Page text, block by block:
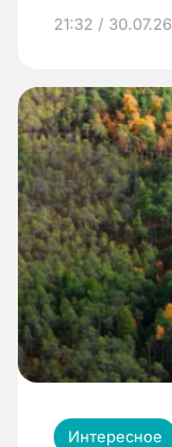
21:32 / 30.07.26
Интересное